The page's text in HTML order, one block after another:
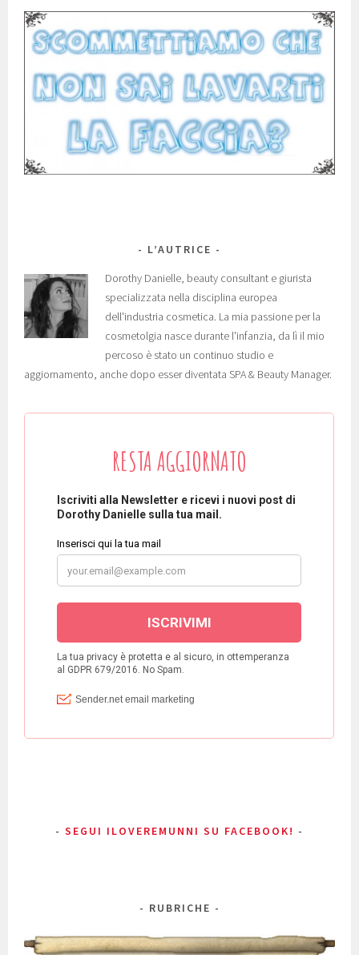
L’AUTRICE
Dorothy Danielle, beauty consultant e giurista
specializzata nella disciplina europea
dell'industria cosmetica. La mia passione per la
cosmetolgia nasce durante l'infanzia, da lì il mio
percoso è stato un continuo studio e
aggiornamento, anche dopo esser diventata SPA & Beauty Manager.
SEGUI ILOVEREMUNNI SU FACEBOOK!
RUBRICHE